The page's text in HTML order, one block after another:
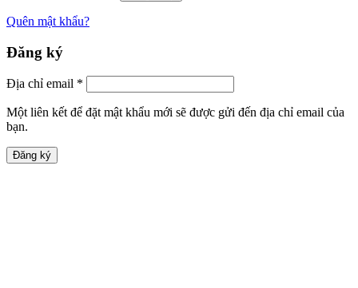
Quên mật khẩu?
Đăng ký
Địa chỉ email *
Một liên kết để đặt mật khẩu mới sẽ được gửi đến địa chỉ email của
bạn.
Đăng ký